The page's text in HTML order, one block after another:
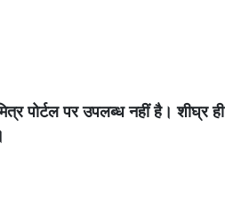
पोर्टल पर उपलब्ध नहीं है। शीघ्र ही